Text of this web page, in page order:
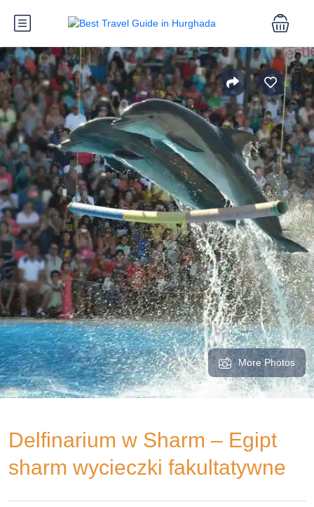
More Photos
Delfinarium w Sharm – Egipt
sharm wycieczki fakultatywne